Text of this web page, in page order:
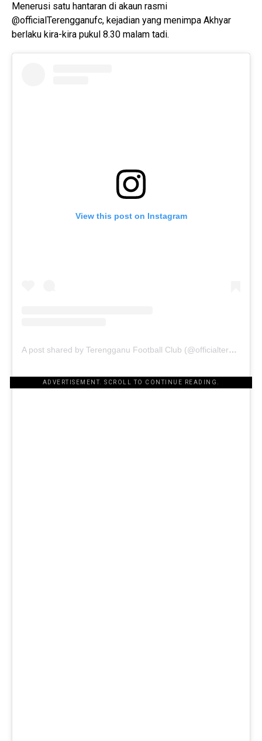
Menerusi satu hantaran di akaun rasmi
@officialTerengganufc, kejadian yang menimpa Akhyar
berlaku kira-kira pukul 8.30 malam tadi.
View this post on Instagram
A post shared by Terengganu Football Club️️ (@officialterengganufc)
ADVERTISEMENT. SCROLL TO CONTINUE READING.